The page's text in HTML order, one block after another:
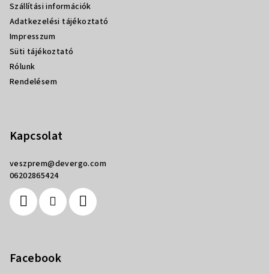
Szállítási információk
Adatkezelési tájékoztató
Impresszum
Süti tájékoztató
Rólunk
Rendelésem
Kapcsolat
veszprem@devergo.com
06202865424
Facebook